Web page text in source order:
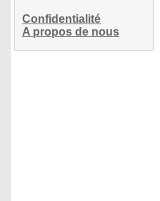
Confidentialité
A propos de nous